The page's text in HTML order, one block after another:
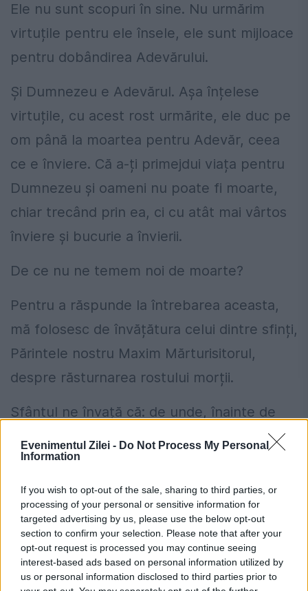
Evenimentul Zilei - Do Not Process My Personal
Information
If you wish to opt-out of the sale, sharing to third parties, or
processing of your personal or sensitive information for
targeted advertising by us, please use the below opt-out
section to confirm your selection. Please note that after your
opt-out request is processed you may continue seeing
interest-based ads based on personal information utilized by
us or personal information disclosed to third parties prior to
Ele nu sunt scopuri în sine. Nu urmărim
virtuțile pentru ele însele, ele sunt mijloace
pentru dobândirea Adevărului.
Și Dumnezeu e Adevărul. Așa înțelese
virtuțile, cu acest rost urmărite, ele duc pe
om până la moartea pentru Adevăr, ceea
ce e înviere. Că a-ți primejdui viața pentru
Dumnezeu și oameni nu poate fi moarte,
chiar trecând prin ea, ci cu atât mai vârtos
înviere și bucurie a învierii.
De ce nu ne temem noi de moarte?
Pentru a răspunde la întrebarea aceasta,
mă folosesc de învățătura celui dintre sfinți,
Părintele nostru Maxim Mărturisitorul,
despre răsturnarea rostului morții.
Sfântul ne învață că: de unde, înainte de
pedeapsă dată firii, după pogorârea lui Iisus
în împărăția morții și stricarea ei, Iisus i-a
răpit pe toți morții, care erau drepții
Vechiului Testament, și a întors moartea
asupra ei înșiși, asupra păcatului și, mai
mult, asupra firii omului.